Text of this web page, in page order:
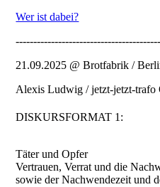
Wer ist dabei?
21.09.2025 @ Brotfabrik /
Alexis Ludwig / jetzt-jetzt-trafo
DISKURSFORMAT 1:
Täter und Opfer
Vertrauen, Verrat und die
sowie der Nachwendezeit und